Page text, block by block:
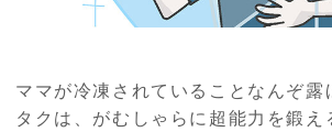
ママが冷凍されていることなんぞ露
タクは、がむしゃらに超能力を鍛え